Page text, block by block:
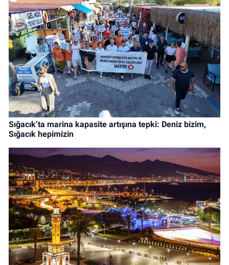
Sığacık’ta marina kapasite artışına tepki: Deniz bizim,
Sığacık hepimizin